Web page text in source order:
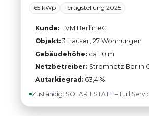
65 kWp Fertigstellung 2025
Kunde:EVM Berlin eG
Objekt:3 Häuser, 27 Wohnungen
Gebäudehöhe:ca. 10 m
Netzbetreiber:Stromnetz Berlin
Autarkiegrad:63,4 %
Zuständig: SOLAR ESTATE – Full